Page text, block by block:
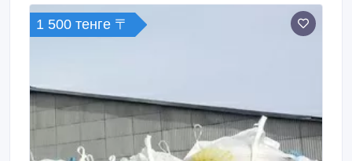
перегрузку товара.
1 500 тенге 〒